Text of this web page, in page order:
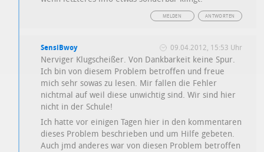
ANTWORTEN
MELDEN
SensiBwoy 09.04.2012, 15:53 Uhr
Nerviger Klugscheißer. Von Dankbarkeit keine Spur.
Ich bin von diesem Problem betroffen und freue
mich sehr sowas zu lesen. Mir fallen die Fehler
nichtmal auf weil diese unwichtig sind. Wir sind hier
nicht in der Schule!
Ich hatte vor einigen Tagen hier in den kommentaren
dieses Problem beschrieben und um Hilfe gebeten.
Auch jmd anderes war von diesen Problem betroffen